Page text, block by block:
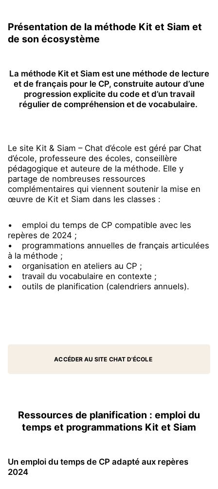
Présentation de la méthode Kit et Siam et
de son écosystème
La méthode Kit et Siam est une méthode de lecture
et de français pour le CP, construite autour d’une
progression explicite du code et d’un travail
régulier de compréhension et de vocabulaire.
Le site Kit & Siam – Chat d’école est géré par Chat
d’école, professeure des écoles, conseillère
pédagogique et auteure de la méthode. Elle y
partage de nombreuses ressources
complémentaires qui viennent soutenir la mise en
œuvre de Kit et Siam dans les classes :
• emploi du temps de CP compatible avec les
repères de 2024 ;
• programmations annuelles de français articulées
à la méthode ;
• organisation en ateliers au CP ;
• travail du vocabulaire en contexte ;
• outils de planification (calendriers annuels).
ACCÉDER AU SITE CHAT D'ÉCOLE
Ressources de planification : emploi du
temps et programmations Kit et Siam
Un emploi du temps de CP adapté aux repères
2024